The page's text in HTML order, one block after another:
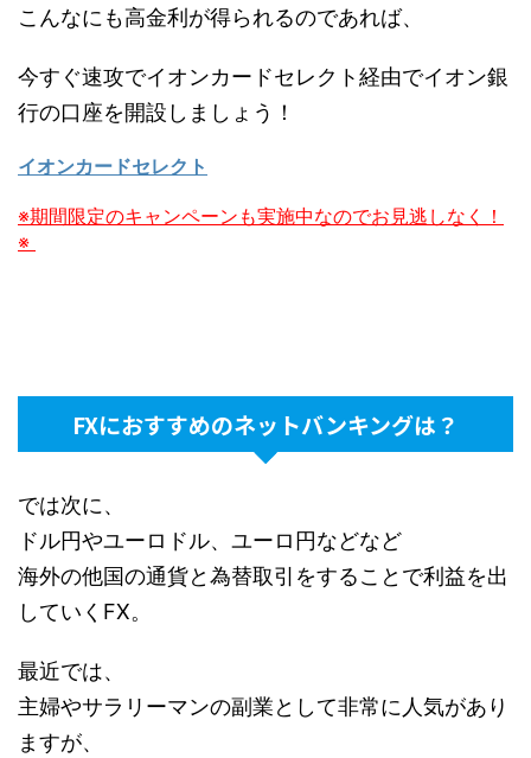
こんなにも高金利が得られるのであれば、
今すぐ速攻でイオンカードセレクト経由でイオン銀
行の口座を開設しましょう！
イオンカードセレクト
※期間限定のキャンペーンも実施中なのでお見逃しなく！
※
FXにおすすめのネットバンキングは？
では次に、
ドル円やユーロドル、ユーロ円などなど
海外の他国の通貨と為替取引をすることで利益を出
していくFX。
最近では、
主婦やサラリーマンの副業として非常に人気があり
ますが、